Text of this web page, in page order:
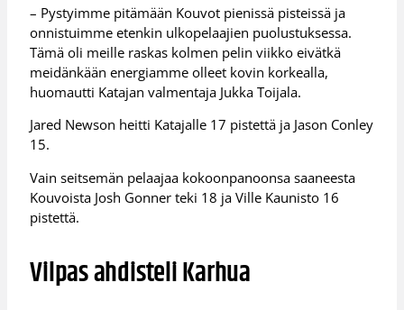
– Pystyimme pitämään Kouvot pienissä pisteissä ja
onnistuimme etenkin ulkopelaajien puolustuksessa.
Tämä oli meille raskas kolmen pelin viikko eivätkä
meidänkään energiamme olleet kovin korkealla,
huomautti Katajan valmentaja Jukka Toijala.
Jared Newson heitti Katajalle 17 pistettä ja Jason Conley
15.
Vain seitsemän pelaajaa kokoonpanoonsa saaneesta
Kouvoista Josh Gonner teki 18 ja Ville Kaunisto 16
pistettä.
Vilpas ahdisteli Karhua